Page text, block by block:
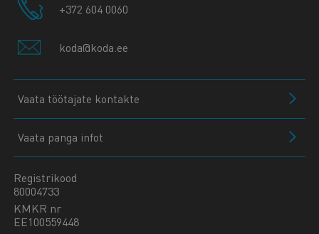
+372 604 0060
koda@koda.ee
Vaata töötajate kontakte
Vaata panga infot
Registrikood
80004733
KMKR nr
EE100559448